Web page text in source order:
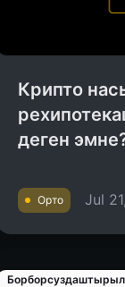
Крипто
деген
Орто Jul